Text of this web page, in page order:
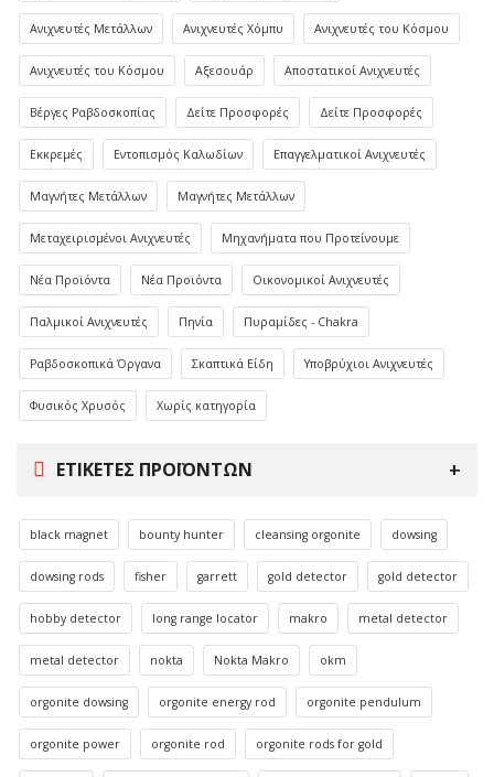
Ανιχνευτές Μετάλλων Ανιχνευτές Χόμπυ Ανιχνευτές του Κόσμου
Ανιχνευτές του Κόσμου Αξεσουάρ Αποστατικοί Ανιχνευτές
Βέργες Ραβδοσκοπίας Δείτε Προσφορές Δείτε Προσφορές
Εκκρεμές Εντοπισμός Καλωδίων Επαγγελματικοί Ανιχνευτές
Μαγνήτες Μετάλλων Μαγνήτες Μετάλλων
Μεταχειρισμένοι Ανιχνευτές Μηχανήματα που Προτείνουμε
Νέα Προϊόντα Νέα Προϊόντα Οικονομικοί Ανιχνευτές
Παλμικοί Ανιχνευτές Πηνία Πυραμίδες - Chakra
Ραβδοσκοπικά Όργανα Σκαπτικά Είδη Υποβρύχιοι Ανιχνευτές
Φυσικός Χρυσός Χωρίς κατηγορία
ΕΤΙΚΈΤΕΣ ΠΡΟΪΌΝΤΩΝ
black magnet bounty hunter cleansing orgonite dowsing
dowsing rods fisher garrett gold detector gold detector
hobby detector long range locator makro metal detector
metal detector nokta Nokta Makro okm
orgonite dowsing orgonite energy rod orgonite pendulum
orgonite power orgonite rod orgonite rods for gold